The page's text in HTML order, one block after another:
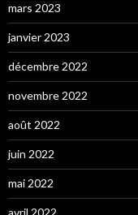
mars 2023
janvier 2023
décembre 2022
novembre 2022
août 2022
juin 2022
mai 2022